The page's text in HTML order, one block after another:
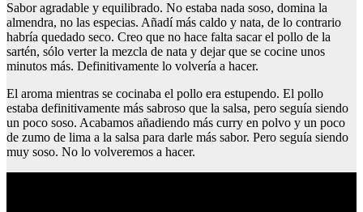
Sabor agradable y equilibrado. No estaba nada soso, domina la
almendra, no las especias. Añadí más caldo y nata, de lo contrario
habría quedado seco. Creo que no hace falta sacar el pollo de la
sartén, sólo verter la mezcla de nata y dejar que se cocine unos
minutos más. Definitivamente lo volvería a hacer.
El aroma mientras se cocinaba el pollo era estupendo. El pollo
estaba definitivamente más sabroso que la salsa, pero seguía siendo
un poco soso. Acabamos añadiendo más curry en polvo y un poco
de zumo de lima a la salsa para darle más sabor. Pero seguía siendo
muy soso. No lo volveremos a hacer.